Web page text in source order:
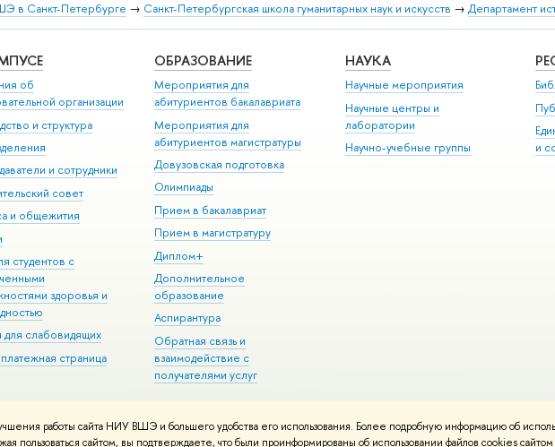
работы сайта НИУ ВШЭ и большего удобства его использования. Более подробную информацию об
пользоваться сайтом, вы подтверждаете, что были проинформированы об использовании файлов cookies
в Санкт-Петербурге → Санкт-Петербургская школа гуманитарных наук и искусств → Департамент
об
организации
и структура
и сотрудники
совет
и общежития
студентов с
здоровья и
для слабовидящих
страница
ОБРАЗОВАНИЕ
Мероприятия для
абитуриентов бакалавриата
Мероприятия для
абитуриентов магистратуры
Довузовская подготовка
Олимпиады
Прием в бакалавриат
Прием в магистратуру
Диплом+
Дополнительное
образование
Аспирантура
Обратная связь и
взаимодействие с
получателями услуг
НАУКА
Научные мероприятия
Научные центры и
лаборатории
Научно-учебные группы
и
1993–2026 Адреса и контакты Условия использования материалов Политика конфиденциальности